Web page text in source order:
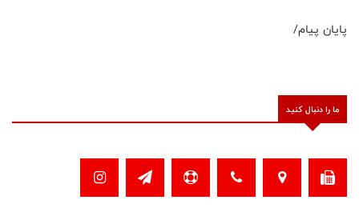
پایان پیام/
ما را دنبال کنید